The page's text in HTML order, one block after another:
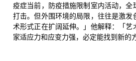
疫症当前，防疫措施限制室内活动，
打击。但外围环境的局限，往往是激发
术形式正在扩阔延伸。」他解释：「
家适应力和应变力强，必定能找到新的